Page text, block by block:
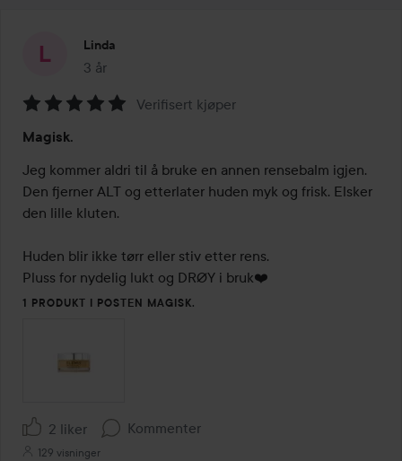
Linda
3 år
Innlegget ble opprettet 3 år
5
av
5
Verifisert kjøper
Magisk.
Jeg kommer aldri til å bruke en annen rensebalm igjen.
Den fjerner ALT og etterlater huden myk og frisk. Elsker
den lille kluten.
Huden blir ikke tørr eller stiv etter rens.
Pluss for nydelig lukt og DRØY i bruk❤️
1 PRODUKT I POSTEN MAGISK.
2 liker Kommenter
129 visninger